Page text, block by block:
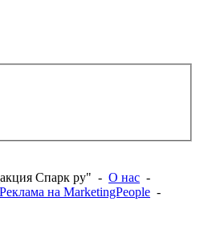
Спарк ру" - О нас -
Реклама на MarketingPeople -